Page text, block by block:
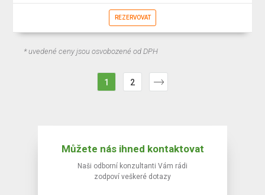
REZERVOVAT
* uvedené ceny jsou osvobozené od DPH
1 2
Můžete nás ihned kontaktovat
Naši odborní konzultanti Vám rádi
zodpoví veškeré dotazy